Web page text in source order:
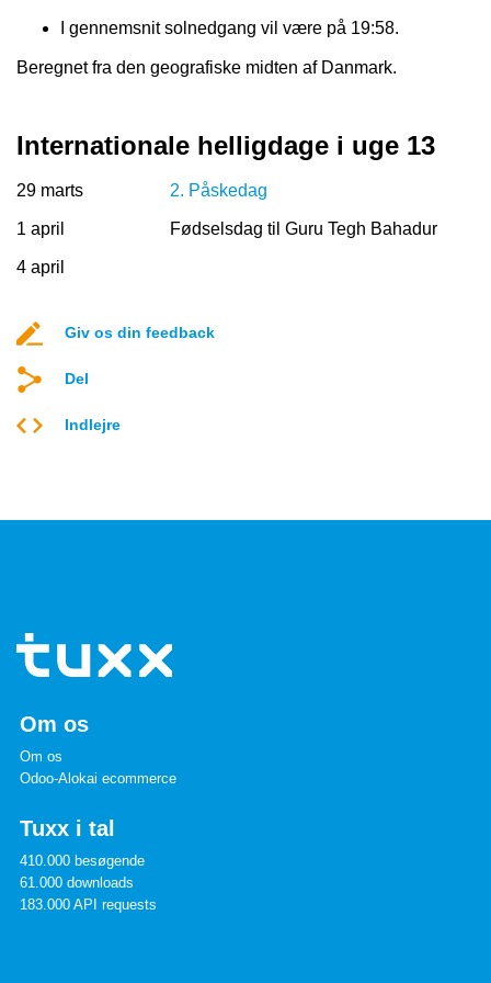
I gennemsnit solnedgang vil være på 19:58.
Beregnet fra den geografiske midten af Danmark.
Internationale helligdage i uge 13
29 marts 2. Påskedag
1 april Fødselsdag til Guru Tegh Bahadur
4 april
Giv os din feedback
Del
Indlejre
Om os
Om os
Odoo-Alokai ecommerce
Tuxx i tal
410.000 besøgende
61.000 downloads
183.000 API requests